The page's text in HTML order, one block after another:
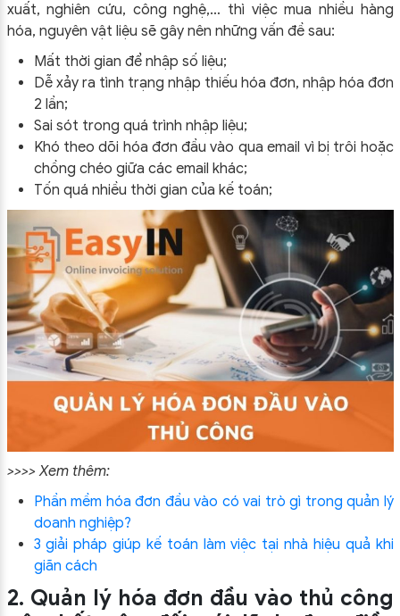
xuất, nghiên cứu, công nghệ,… thì việc mua nhiều hàng
hóa, nguyên vật liệu sẽ gây nên những vấn đề sau:
Mất thời gian để nhập số liệu;
Dễ xảy ra tình trạng nhập thiếu hóa đơn, nhập hóa đơn
2 lần;
Sai sót trong quá trình nhập liệu;
Khó theo dõi hóa đơn đầu vào qua email vì bị trôi hoặc
chồng chéo giữa các email khác;
Tốn quá nhiều thời gian của kế toán;
>>>> Xem thêm:
Phần mềm hóa đơn đầu vào có vai trò gì trong quản lý
doanh nghiệp?
3 giải pháp giúp kế toán làm việc tại nhà hiệu quả khi
giãn cách
2. Quản lý hóa đơn đầu vào thủ công